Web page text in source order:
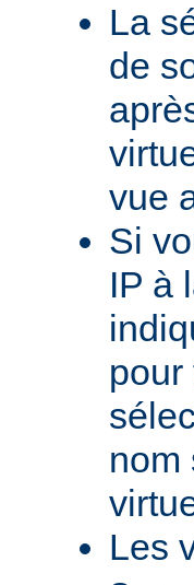
La
de
vue
Si
IP à
pour
nom
Les